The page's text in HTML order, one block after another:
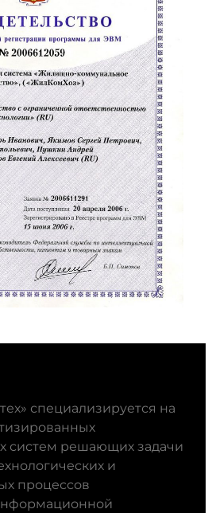
специализируется на
систем решающих задачи
и
процессов